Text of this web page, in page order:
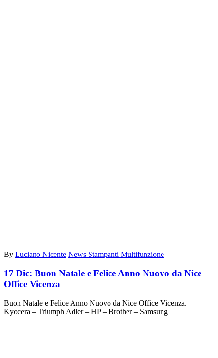
By Luciano Nicente News Stampanti Multifunzione
17 Dic: Buon Natale e Felice Anno Nuovo da Nice
Office Vicenza
Buon Natale e Felice Anno Nuovo da Nice Office Vicenza.
Kyocera – Triumph Adler – HP – Brother – Samsung